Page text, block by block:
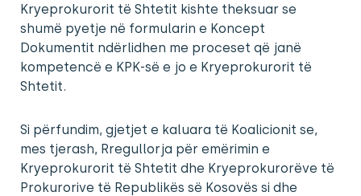
Kryeprokurorit të Shtetit kishte theksuar se
shumë pyetje në formularin e Koncept
Dokumentit ndërlidhen me proceset që janë
kompetencë e KPK-së e jo e Kryeprokurorit të
Shtetit.
Si përfundim, gjetjet e kaluara të Koalicionit se,
mes tjerash, Rregullorja për emërimin e
Kryeprokurorit të Shtetit dhe Kryeprokurorëve të
Prokurorive të Republikës së Kosovës si dhe